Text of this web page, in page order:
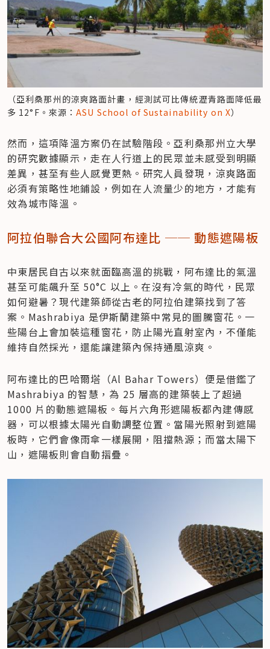
（亞利桑那州的涼爽路面計畫，經測試可比傳統瀝青路面降低最
多 12°F。來源：ASU School of Sustainability on X）
然而，這項降溫方案仍在試驗階段。亞利桑那州立大學
的研究數據顯示，走在人行道上的民眾並未感受到明顯
差異，甚至有些人感覺更熱。研究人員發現，涼爽路面
必須有策略性地鋪設，例如在人流量少的地方，才能有
效為城市降溫。
阿拉伯聯合大公國阿布達比 ── 動態遮陽板
中東居民自古以來就面臨高溫的挑戰，阿布達比的氣溫
甚至可能飆升至 50°C 以上。在沒有冷氣的時代，民眾
如何避暑？現代建築師從古老的阿拉伯建築找到了答
案。Mashrabiya 是伊斯蘭建築中常見的圖騰窗花。一
些陽台上會加裝這種窗花，防止陽光直射室內，不僅能
維持自然採光，還能讓建築內保持通風涼爽。
阿布達比的巴哈爾塔（Al Bahar Towers）便是借鑑了
Mashrabiya 的智慧，為 25 層高的建築裝上了超過
1000 片的動態遮陽板。每片六角形遮陽板都內建傳感
器，可以根據太陽光自動調整位置。當陽光照射到遮陽
板時，它們會像雨傘一樣展開，阻擋熱源；而當太陽下
山，遮陽板則會自動摺疊。